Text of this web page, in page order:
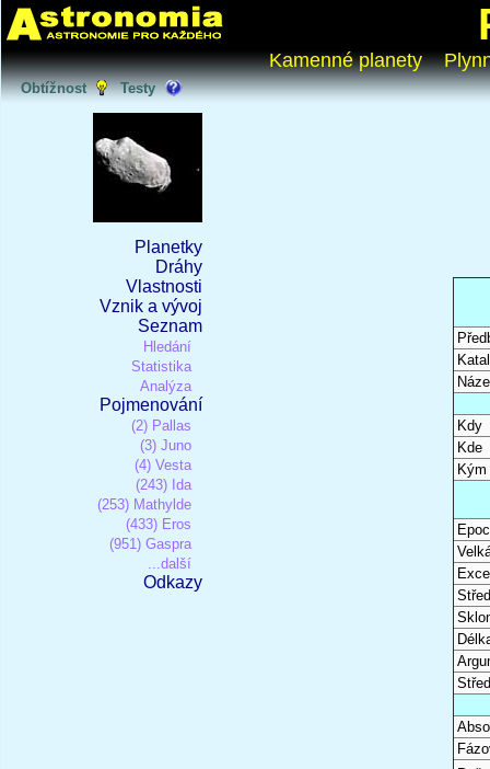
Kamenné planety
Obtížnost Testy
Planetky
Dráhy
Vlastnosti
Vznik a vývoj
Seznam
Hledání
Statistika
Analýza
Pojmenování
(2) Pallas
(3) Juno
(4) Vesta
(243) Ida
(253) Mathylde
(433) Eros
(951) Gaspra
...další
Odkazy
Kdy
Kde
Kým